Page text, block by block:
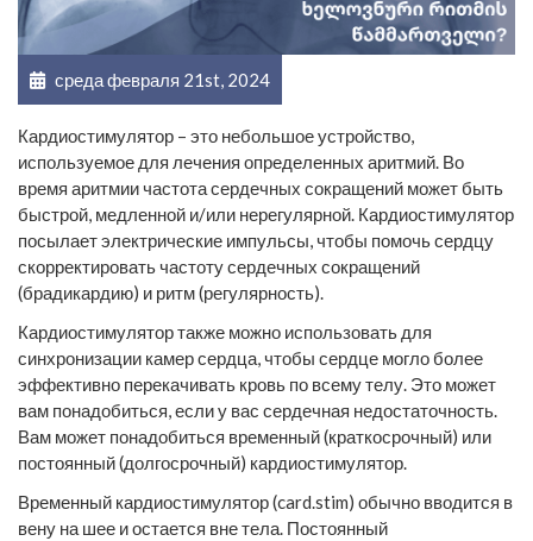
среда февраля 21st, 2024
Кардиостимулятор – это небольшое устройство,
используемое для лечения определенных аритмий. Во
время аритмии частота сердечных сокращений может быть
быстрой, медленной и/или нерегулярной. Кардиостимулятор
посылает электрические импульсы, чтобы помочь сердцу
скорректировать частоту сердечных сокращений
(брадикардию) и ритм (регулярность).
Кардиостимулятор также можно использовать для
синхронизации камер сердца, чтобы сердце могло более
эффективно перекачивать кровь по всему телу. Это может
вам понадобиться, если у вас сердечная недостаточность.
Вам может понадобиться временный (краткосрочный) или
постоянный (долгосрочный) кардиостимулятор.
Временный кардиостимулятор (card.stim) обычно вводится в
вену на шее и остается вне тела. Постоянный